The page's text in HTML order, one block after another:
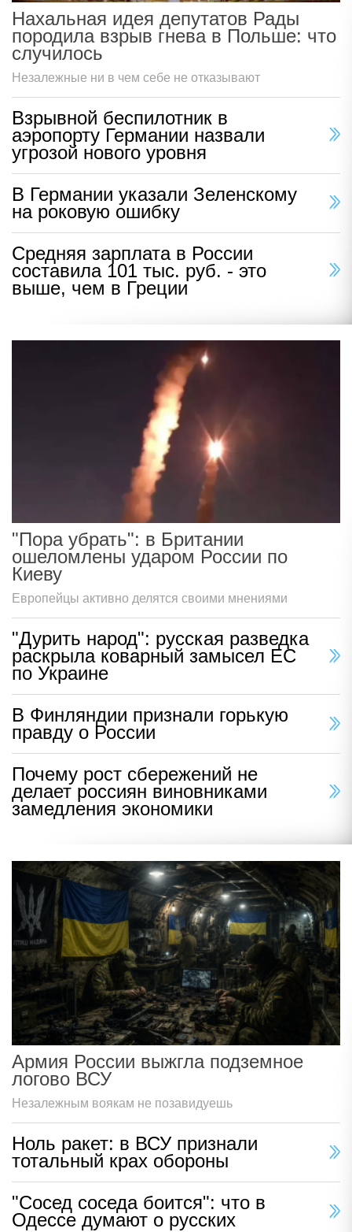
Нахальная идея депутатов Рады
породила взрыв гнева в Польше: что
случилось
Незалежные ни в чем себе не отказывают
Взрывной беспилотник в
аэропорту Германии назвали
угрозой нового уровня
В Германии указали Зеленскому
на роковую ошибку
Средняя зарплата в России
составила 101 тыс. руб. - это
выше, чем в Греции
"Пора убрать": в Британии
ошеломлены ударом России по
Киеву
Европейцы активно делятся своими мнениями
"Дурить народ": русская разведка
раскрыла коварный замысел ЕС
по Украине
В Финляндии признали горькую
правду о России
Почему рост сбережений не
делает россиян виновниками
замедления экономики
Армия России выжгла подземное
логово ВСУ
Незалежным воякам не позавидуешь
Ноль ракет: в ВСУ признали
тотальный крах обороны
"Сосед соседа боится": что в
Одессе думают о русских